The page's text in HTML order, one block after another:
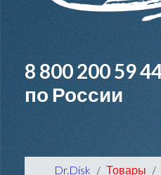
8 800 200 59
по России
Dr.Disk Товары